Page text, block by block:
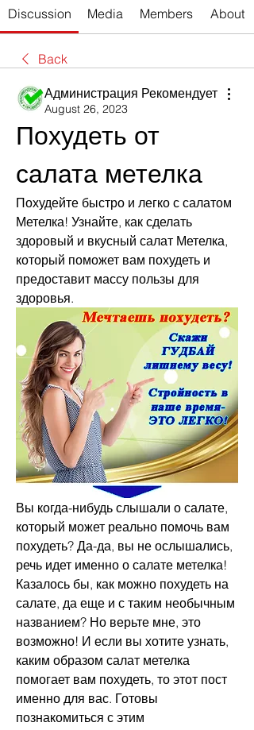
Discussion Media Members About
Back
Администрация Рекомендует
August 26, 2023
Похудеть от
салата метелка
Похудейте быстро и легко с салатом
Метелка! Узнайте, как сделать
здоровый и вкусный салат Метелка,
который поможет вам похудеть и
предоставит массу пользы для
здоровья.
Вы когда-нибудь слышали о салате,
который может реально помочь вам
похудеть? Да-да, вы не ослышались,
речь идет именно о салате метелка!
Казалось бы, как можно похудеть на
салате, да еще и с таким необычным
названием? Но верьте мне, это
возможно! И если вы хотите узнать,
каким образом салат метелка
помогает вам похудеть, то этот пост
именно для вас. Готовы
познакомиться с этим